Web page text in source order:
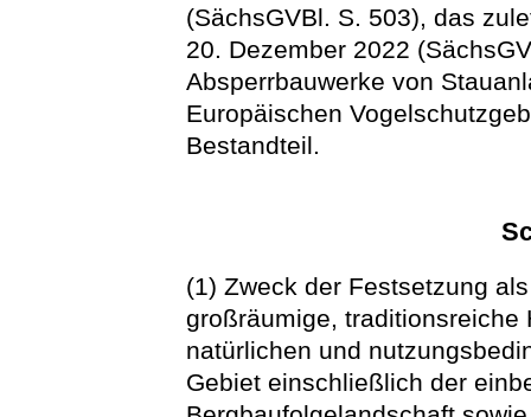
(SächsGVBl. S. 503), das
20. Dezember 2022
Absperrbauwerke von
Europäischen
Bestandteil.
(1) Zweck der Festsetzung
großräumige, traditionsreiche
natürlichen und
Gebiet einschließlich der